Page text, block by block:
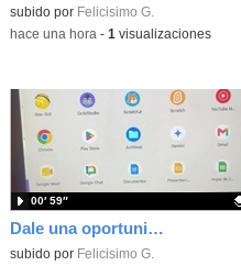
Contenido educativo.
subido por Felicisimo G.
-hace una hora - 1 visualizaciones
Dale una oportunidad a los Chromebooks y utiliza un proyector para realizar talleres si no tienes pantallas táctiles
Contenido educativo.
subido por Felicisimo G.
00′ 59″